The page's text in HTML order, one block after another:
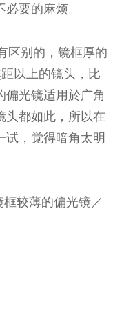
要的麻烦。
区别的，镜框厚的
以上的镜头，比
光镜适用於广角
头都如此，所以在
试，觉得暗角太明
较薄的偏光镜／